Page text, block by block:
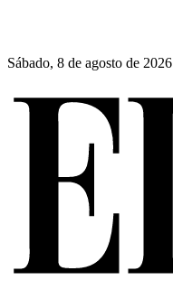
Sábado, 8 de agosto de 2026